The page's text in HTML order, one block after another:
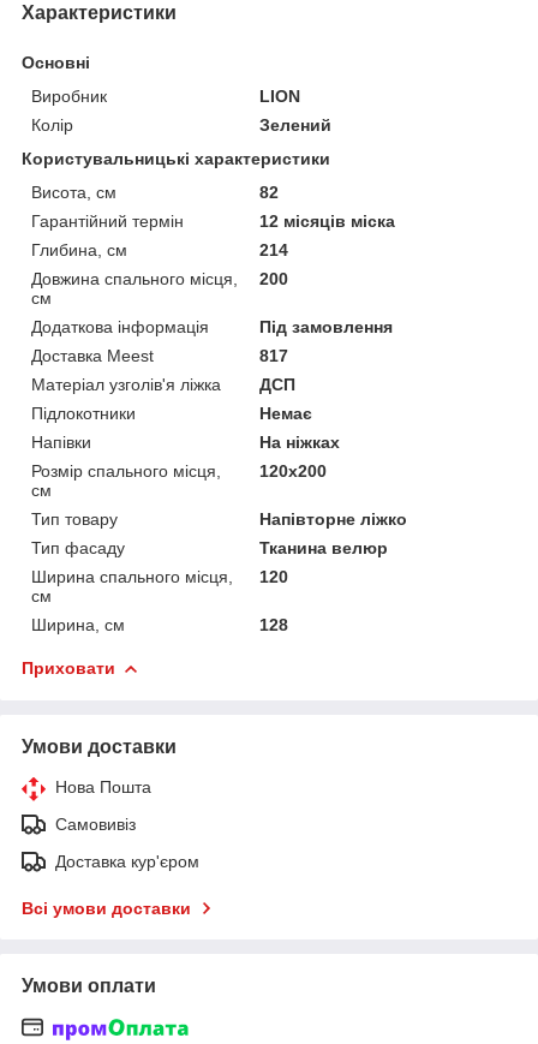
Характеристики
Основні
Виробник
LION
Колір
Зелений
Користувальницькі характеристики
Висота, см
82
Гарантійний термін
12 місяців міска
Глибина, см
214
Довжина спального місця,
см
200
Додаткова інформація
Під замовлення
Доставка Meest
817
Матеріал узголів'я ліжка
ДСП
Підлокотники
Немає
Напівки
На ніжках
Розмір спального місця,
см
120х200
Тип товару
Напівторне ліжко
Тип фасаду
Тканина велюр
Ширина спального місця,
см
120
Ширина, см 128
Приховати
Умови доставки
Нова Пошта
Самовивіз
Доставка кур'єром
Всі умови доставки
Умови оплати